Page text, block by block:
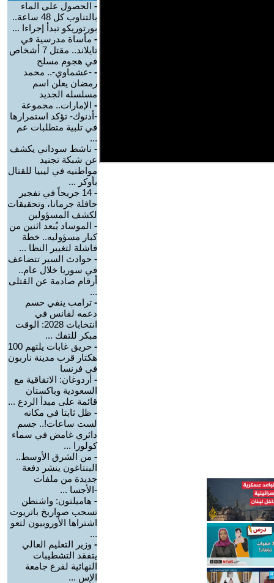
- الحصول على الماء
بالتناوب كل 48 ساعة..
بورتوريكو تبدأ إجراءا ...
- مأساة مدرسية في
تايلاند.. مقتل 7 أشخاص
في هجوم مسلح
- -عشماوي-.. محمد
رمضان يعلن اسم
مسلسله الجديد
- الإمارات.. مجموعة
-أدنوك- تؤكد استمرارها
في تلبية متطلبات عم
...
- ناشط سوداني يكشف
عن شبكة تجنيد
مواطنيه في ليبيا للقتال
بأوكر ...
-
14 جريحاً في تفجير
حافلة جرمانا، وتحقيقات
لكشف المسؤولين
- الموساد يُبعد اثنين من
كبار مسؤوليه.. خطة
فاشلة لتغيير النظا ...
- حوادث السير تتضاعف
في سوريا خلال عام..
أرقام صادمة عن القتلى
...
- ترامب ينفي حسم
دعمه لفانس في
انتخابات 2028: الوقت
مبكر للتفك ...
-
حريق غابات يلتهم 100
هكتار قرب مدينة ناربون
في فرنسا
- أردوغان: الاتفاقية مع
السعودية وباكستان
قائمة على مبدأ الردع ...
- ظل ثابتا في مكانه
لست ساعات!.. جسم
دائري غامض في سماء
كولورا ...
- من الشرق الأوسط..
البنتاغون ينشر دفعة
جديدة من ملفات
-الأجسا ...
- هاميلتون: واشنطن
تسحب صواريخ باتريوت
اشتراها الأوروبيون لتعو
...
- وزير التعليم العالي
يتفقد التشطيبات
النهائية لفرع جامعة
الإس ...